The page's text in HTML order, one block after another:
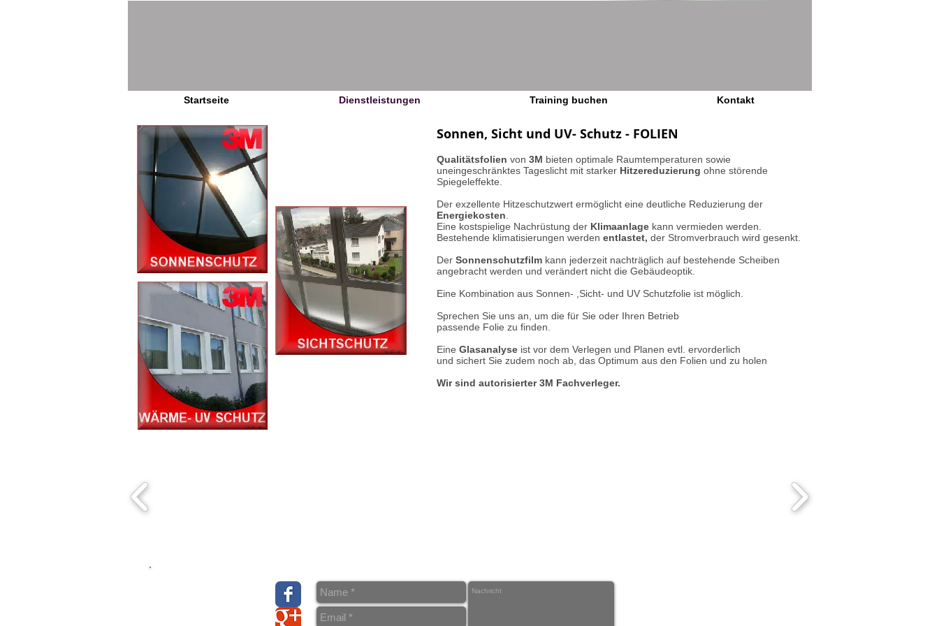
Startseite Dienstleistungen Training buchen Kontakt
Sonnen, Sicht und UV- Schutz - FOLIEN
Qualitätsfolien von 3M bieten optimale Raumtemperaturen sowie
uneingeschränktes Tageslicht mit starker Hitzereduzierung ohne störende
Spiegeleffekte.
Der exzellente Hitzeschutzwert ermöglicht eine deutliche Reduzierung der
Energiekosten
Eine kostspielige Nachrüstung der Klimaanlage kann vermieden werden.
Bestehende klimatisierungen werden entlastet, der Stromverbrauch wird gesenkt.
Der Sonnenschutzfilm kann jederzeit nachträglich auf bestehende Scheiben
angebracht werden und verändert nicht die Gebäudeoptik.
Eine Kombination aus Sonnen- ,Sicht- und UV Schutzfolie ist möglich.
Sprechen Sie uns an, um die für Sie oder Ihren Betrieb
passende Folie zu finden.
Eine Glasanalyse ist vor dem Verlegen und Planen evtl. ervorderlich
und sichert Sie zudem noch ab, das Optimum aus den Folien und zu holen
Wir sind autorisierter 3M Fachverleger.